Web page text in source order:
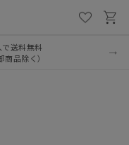
送料無料
商品除く）